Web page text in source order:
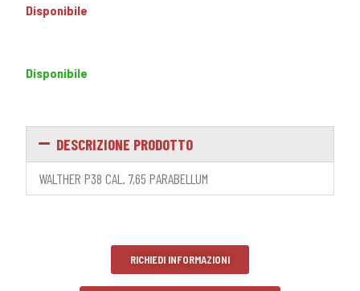
Disponibile
Disponibile
DESCRIZIONE PRODOTTO
WALTHER P38 CAL. 7,65 PARABELLUM
RICHIEDI INFORMAZIONI